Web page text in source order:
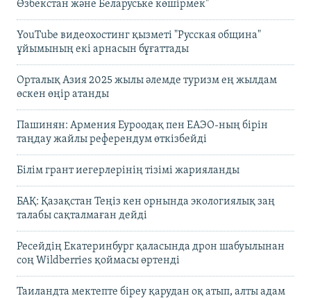
Өзбекстан және Беларуське көшірмек"
YouTube видеохостинг қызметі "Русская община"
ұйымының екі арнасын бұғаттады
Орталық Азия 2025 жылы әлемде туризм ең жылдам
өскен өңір атанды
Пашинян: Армения Еуроодақ пен ЕАЭО-ның бірін
таңдау жайлы референдум өткізбейді
Білім грант иегерлерінің тізімі жарияланды
БАҚ: Қазақстан Теңіз кен орнында экологиялық заң
талабы сақталмаған дейді
Ресейдің Екатеринбург қаласында дрон шабуылынан
соң Wildberries қоймасы өртенді
Таиландта мектепте біреу қарудан оқ атып, алты адам